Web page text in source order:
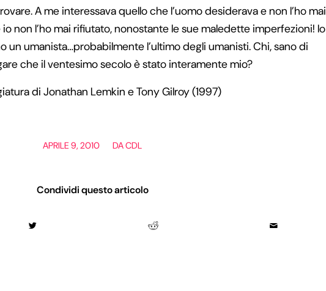
A me interessava quello che l’uomo desiderava e non l’ho mai
non l’ho mai rifiutato, nonostante le sue maledette imperfezioni! Io
un umanista…probabilmente l’ultimo degli umanisti. Chi, sano di
che il ventesimo secolo è stato interamente mio?
di Jonathan Lemkin e Tony Gilroy (1997)
APRILE 9, 2010
/ DACDL
Condividi questo articolo